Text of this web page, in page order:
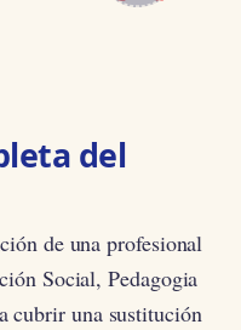
del
de una profesional
Social, Pedagogia
cubrir una sustitución